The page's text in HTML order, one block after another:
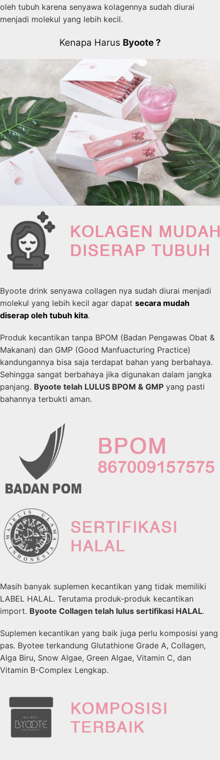
oleh tubuh karena senyawa kolagennya sudah diurai
menjadi molekul yang lebih kecil.
Kenapa Harus Byoote ?​
Byoote drink senyawa collagen nya sudah diurai menjadi
molekul yang lebih kecil agar dapat secara mudah
diserap oleh tubuh kita.
Produk kecantikan tanpa BPOM (Badan Pengawas Obat &
Makanan) dan GMP (Good Manfuacturing Practice)
kandungannya bisa saja terdapat bahan yang berbahaya.
Sehingga sangat berbahaya jika digunakan dalam jangka
panjang. Byoote telah LULUS BPOM & GMP yang pasti
bahannya terbukti aman.
Masih banyak suplemen kecantikan yang tidak memiliki
LABEL HALAL. Terutama produk-produk kecantikan
import. Byoote Collagen telah lulus sertifikasi HALAL.
Suplemen kecantikan yang baik juga perlu komposisi yang
pas. Byotee terkandung Glutathione Grade A, Collagen,
Alga Biru, Snow Algae, Green Algae, Vitamin C, dan
Vitamin B-Complex Lengkap.